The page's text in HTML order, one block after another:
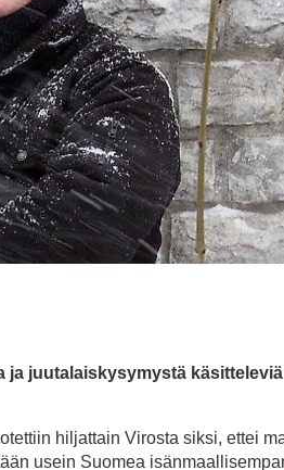
juutalaiskysymystä
hiljattain Virosta siksi, ettei
usein Suomea